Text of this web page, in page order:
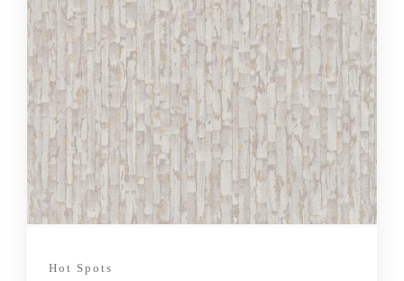
Hot Spots